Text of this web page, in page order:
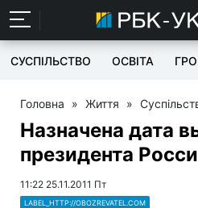
СУСПІЛЬСТВО ОСВІТА
Головна » Життя »
Назначена дата
президента
11:22 25.11.2011 Пт
LABEL_HTTP://OBOZREVATEL.COM